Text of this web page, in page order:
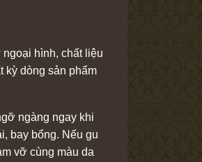
hình, chất liệu
kỳ dòng sản phẩm
ngàng ngay khi
bay bổng. Nếu gu
vỡ cùng màu da